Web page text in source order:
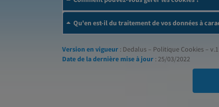
Qu'en est-il du traitement de vos données à
Version en vigueur : Dedalus – Politique Cookies –
Date de la dernière mise à jour : 25/03/2022